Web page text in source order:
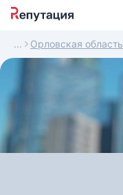
Орловская область